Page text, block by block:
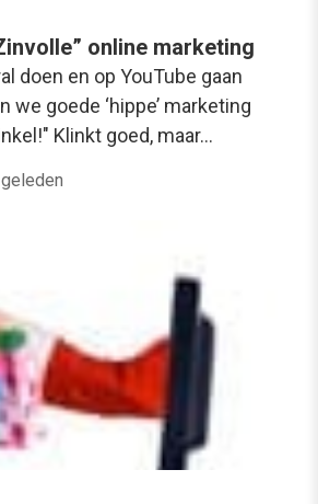
online marketing
doen en op YouTube gaan
we goede ‘hippe’ marketing
Klinkt goed, maar…